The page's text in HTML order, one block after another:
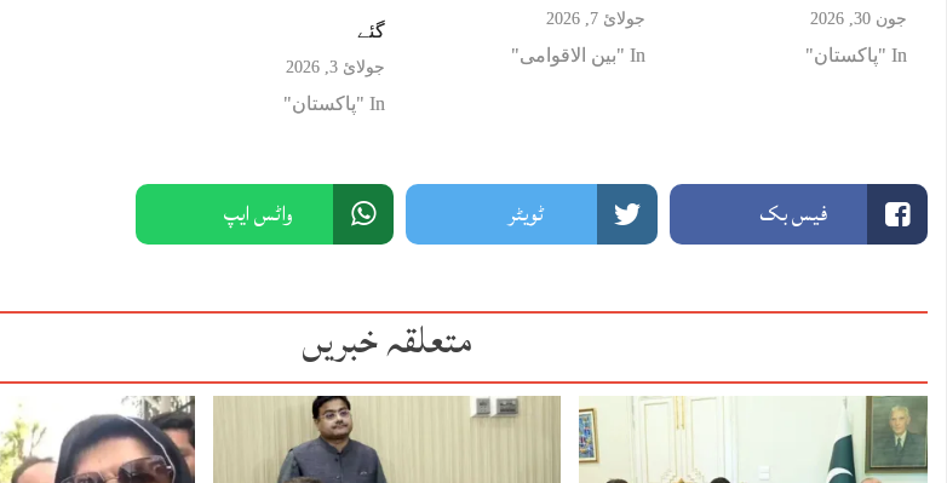
گئے
جولائ 3, 2026
In "پاکستان"
جولائ 7, 2026
In "بین الاقوامی"
جون 30, 2026
In "پاکستان"
فیس بک ٹویٹر واٹس ایپ
متعلقہ خبریں